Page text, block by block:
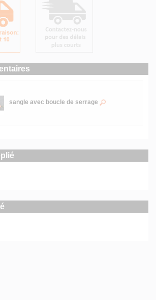
sangle avec boucle de serrage